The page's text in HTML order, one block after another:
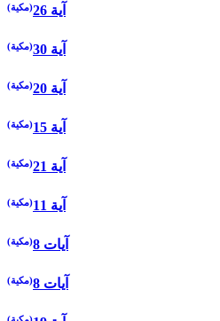
(مكية) 26 آية
(مكية) 30 آية
(مكية) 20 آية
(مكية) 15 آية
(مكية) 21 آية
(مكية) 11 آية
(مكية) 8 آيات
(مكية) 8 آيات